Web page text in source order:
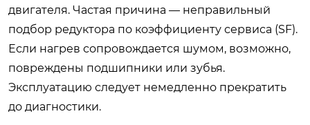
двигателя. Частая причина — неправильный
подбор редуктора по коэффициенту сервиса (SF).
Если нагрев сопровождается шумом, возможно,
повреждены подшипники или зубья.
Эксплуатацию следует немедленно прекратить
до диагностики.